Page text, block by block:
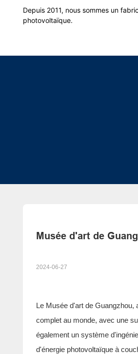
Depuis 2011, nous sommes un
photovoltaïque.
Musée d'art de
2024-06-27
Le Musée d'art de Guangzhou,
complet au monde, avec une
également un système
d'énergie photovoltaïque à